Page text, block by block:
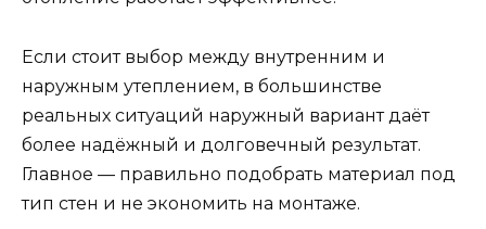
Если стоит выбор между внутренним и
наружным утеплением, в большинстве
реальных ситуаций наружный вариант даёт
более надёжный и долговечный результат.
Главное — правильно подобрать материал под
тип стен и не экономить на монтаже.